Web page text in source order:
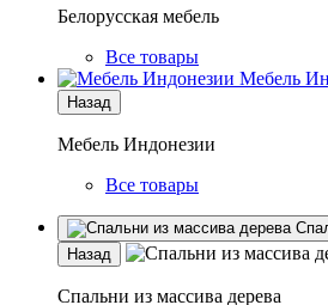
Белорусская мебель
Все товары
Мебель
Назад
Мебель Индонезии
Все товары
Назад
Спальни из массива дерева